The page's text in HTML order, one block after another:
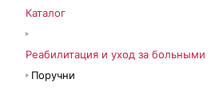
Каталог
Реабилитация и уход за больными
Поручни